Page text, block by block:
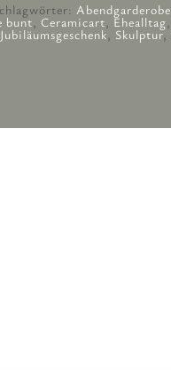
Abendgarderobe
bunt, Ceramicart, Ehealltag,
Jubiläumsgeschenk, Skulptur,